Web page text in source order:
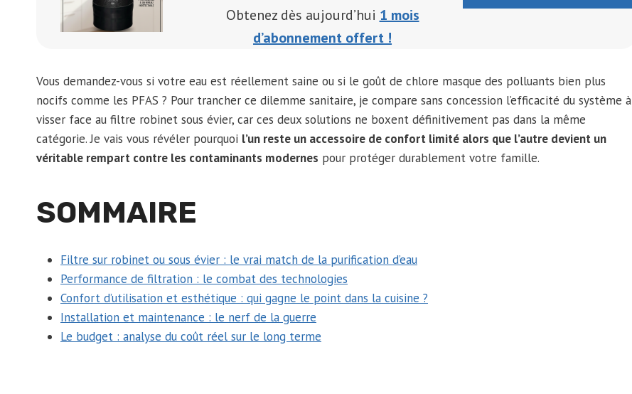
Obtenez dès aujourd’hui 1 mois
d’abonnement offert !
Vous demandez-vous si votre eau est réellement saine ou si le goût de chlore masque des polluants bien plus
nocifs comme les PFAS ? Pour trancher ce dilemme sanitaire, je compare sans concession l’efficacité du système à
visser face au filtre robinet sous évier, car ces deux solutions ne boxent définitivement pas dans la même
catégorie. Je vais vous révéler pourquoi l’un reste un accessoire de confort limité alors que l’autre devient un
véritable rempart contre les contaminants modernes pour protéger durablement votre famille.
SOMMAIRE
Filtre sur robinet ou sous évier : le vrai match de la purification d’eau
Performance de filtration : le combat des technologies
Confort d’utilisation et esthétique : qui gagne le point dans la cuisine ?
Installation et maintenance : le nerf de la guerre
Le budget : analyse du coût réel sur le long terme